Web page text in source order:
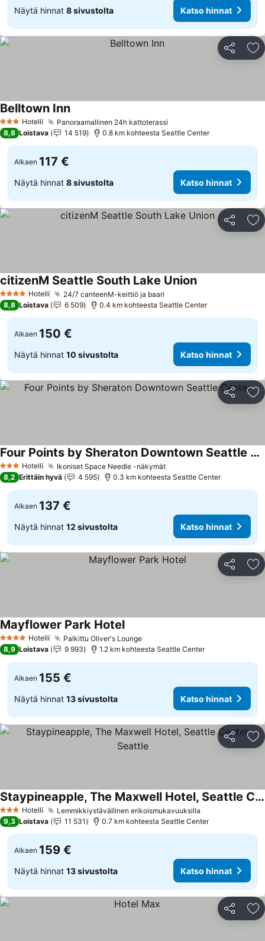
Näytä hinnat 8 sivustolta Katso hinnat
Jaa
3 Tähtiluokitus
Hotelli Panoraamallinen 24h kattoterassi
Belltown Inn
8,8 Loistava 14 519 0.8 km kohteesta Seattle Center
Alkaen 117 €
Näytä hinnat 8 sivustolta Katso hinnat
Jaa
4 Tähtiluokitus
Hotelli 24/7 canteenM-keittiö ja baari
citizenM Seattle South Lake Union
8,8 Loistava 6 509 0.4 km kohteesta Seattle Center
Alkaen 150 €
Näytä hinnat 10 sivustolta Katso hinnat
Jaa
3 Tähtiluokitus
Hotelli Ikoniset Space Needle -näkymät
Four Points by Sheraton Downtown Seattle Center
8,2 Erittäin hyvä 4 595 0.3 km kohteesta Seattle Center
Alkaen 137 €
Näytä hinnat 12 sivustolta Katso hinnat
Jaa
4 Tähtiluokitus
Hotelli Palkittu Oliver's Lounge
Mayflower Park Hotel
8,9 Loistava 9 993 1.2 km kohteesta Seattle Center
Alkaen 155 €
Näytä hinnat 13 sivustolta Katso hinnat
Jaa
3 Tähtiluokitus
Hotelli Lemmikkiystävällinen erikoismukavuuksilla
Staypineapple, The Maxwell Hotel, Seattle Center Seattle
9,3 Loistava 11 531 0.7 km kohteesta Seattle Center
Alkaen 159 €
Näytä hinnat 13 sivustolta Katso hinnat
Jaa